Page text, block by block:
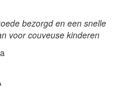
bezorgd en een snelle
voor couveuse kinderen